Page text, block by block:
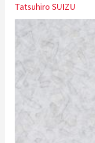
Tatsuhiro SUIZU